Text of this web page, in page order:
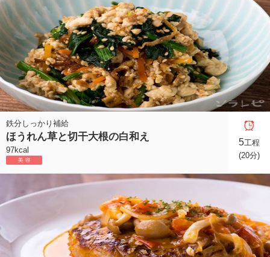
鉄分しっかり補給
ほうれん草と切干大根の白和え
97kcal
5工程
(20分)